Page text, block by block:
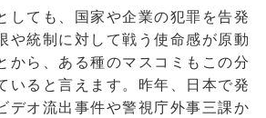
しても、国家や企業の犯罪を告発
や統制に対して戦う使命感が原動
から、ある種のマスコミもこの分
いると言えます。昨年、日本で発
デオ流出事件や警視庁外事三課か